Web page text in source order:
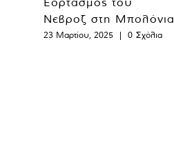
Νεβροζ στη Μπολόνια
23 Μαρτίου, 2025 | 0 Σχόλια